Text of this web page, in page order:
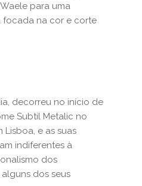
para uma
focada na cor e corte
decorreu no início de
Subtil Metalic no
Lisboa, e as suas
indiferentes à
dos
dos seus